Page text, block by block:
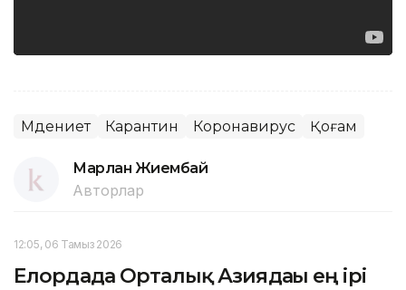
Мәдениет Карантин Коронавирус Қоғам
Марлан Жиембай
Авторлар
12:05, 06 Тамыз 2026
Елордада Орталық Азиядағы ең ірі